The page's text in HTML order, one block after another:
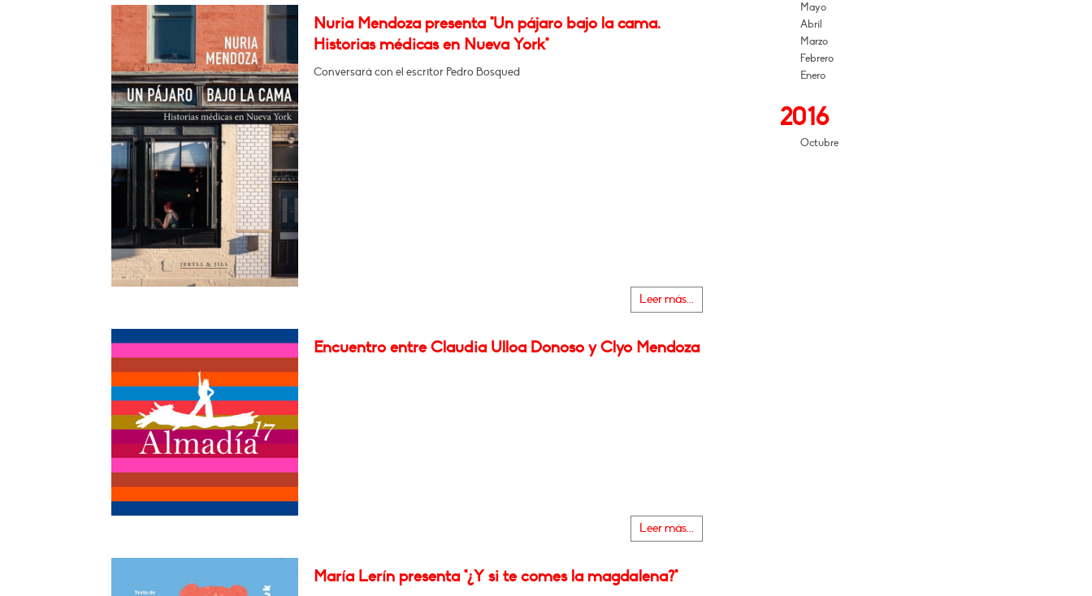
Nuria Mendoza presenta "Un pájaro bajo la cama.
Historias médicas en Nueva York"
Conversará con el escritor Pedro Bosqued
Leer más...
Encuentro entre Claudia Ulloa Donoso y Clyo Mendoza
Leer más...
María Lerín presenta "¿Y si te comes la magdalena?"
Mayo
Abril
Marzo
Febrero
Enero
2016
Octubre